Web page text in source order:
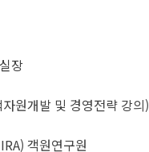
장
원개발 및 경영전략 강의)
객원연구원